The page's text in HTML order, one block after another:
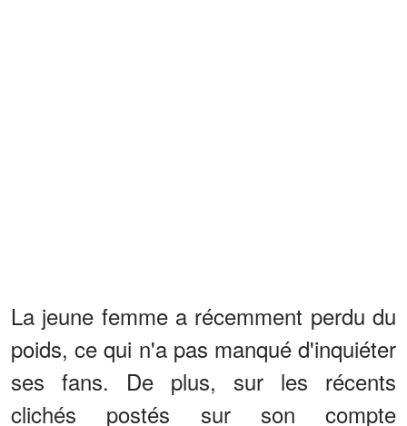
La jeune femme a récemment perdu du
poids, ce qui n'a pas manqué d'inquiéter
ses fans. De plus, sur les récents
clichés postés sur son compte